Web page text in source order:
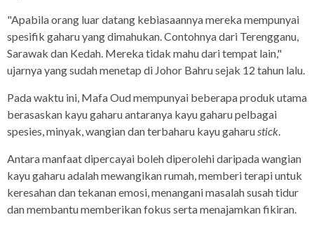
"Apabila orang luar datang kebiasaannya mereka mempunyai
spesifik gaharu yang dimahukan. Contohnya dari Terengganu,
Sarawak dan Kedah. Mereka tidak mahu dari tempat lain,"
ujarnya yang sudah menetap di Johor Bahru sejak 12 tahun lalu.
Pada waktu ini, Mafa Oud mempunyai beberapa produk utama
berasaskan kayu gaharu antaranya kayu gaharu pelbagai
spesies, minyak, wangian dan terbaharu kayu gaharustick.
Antara manfaat dipercayai boleh diperolehi daripada wangian
kayu gaharu adalah mewangikan rumah, memberi terapi untuk
keresahan dan tekanan emosi, menangani masalah susah tidur
dan membantu memberikan fokus serta menajamkan fikiran.